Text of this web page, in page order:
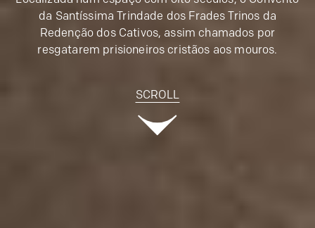
da Santíssima Trindade dos Frades Trinos da
Redenção dos Cativos, assim chamados por
resgatarem prisioneiros cristãos aos mouros.
SCROLL